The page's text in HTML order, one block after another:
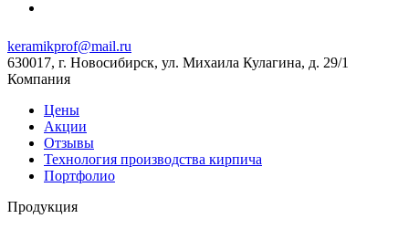
keramikprof@mail.ru
630017, г. Новосибирск, ул. Михаила Кулагина, д. 29/1
Компания
Цены
Акции
Отзывы
Технология производства кирпича
Портфолио
Продукция